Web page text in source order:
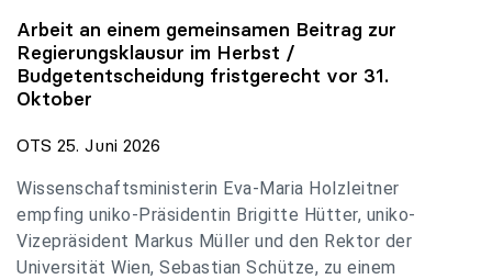
Arbeit an einem gemeinsamen Beitrag zur
Regierungsklausur im Herbst /
Budgetentscheidung fristgerecht vor 31.
Oktober
OTS 25. Juni 2026
Wissenschaftsministerin Eva-Maria Holzleitner
empfing uniko-Präsidentin Brigitte Hütter, uniko-
Vizepräsident Markus Müller und den Rektor der
Universität Wien, Sebastian Schütze, zu einem